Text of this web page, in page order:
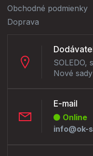
Obchodné podmienky
Doprava
SOLEDO,
Nové
E-mail
Online
info@ok-